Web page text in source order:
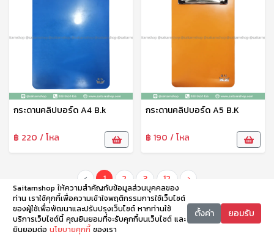
กระดานคลิปบอร์ด A4 B.k
฿ 220 / โหล
กระดานคลิปบอร์ด A5 B.K
฿ 190 / โหล
‹ 1 2 3 12 ›
Saitarnshop ให้ความสำคัญกับข้อมูลส่วนบุคคลของ
ท่าน เราใช้คุกกี้เพื่อความเข้าใจพฤติกรรมการใช้เว็บไซต์
ของผู้ใช้เพื่อพัฒนาและปรับปรุงเว็บไซต์ หากท่านใช้
บริการเว็บไซต์นี้ คุณยินยอมที่จะรับคุกกี้บนเว็บไซต์ และ
ยินยอมต่อ นโยบายคุกกี้ ของเรา
ตั้งค่า ยอมรับ